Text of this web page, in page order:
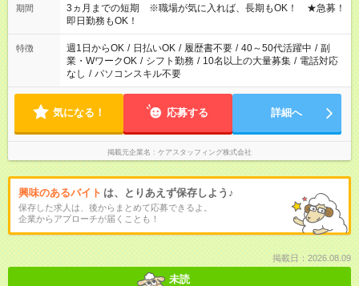
心ください！
期間
3ヵ月までの短期 ※職場が気に入れば、長期もOK！ ★急募！
即日勤務もOK！
特徴 週1日からOK / 日払いOK / 履歴書不要 / 40～50代活躍中 / 副
業・WワークOK / シフト勤務 / 10名以上の大量募集 / 電話対応
なし / パソコンスキル不要
気になる！ 応募する 詳細へ
掲載元企業名 ケアスタッフィング株式会社
興味のあるバイト は、とりあえず保存しよう♪
保存した求人は、後からまとめて応募できるよ。
企業からアプローチが届くことも！
掲載日：2026.08.09
未読